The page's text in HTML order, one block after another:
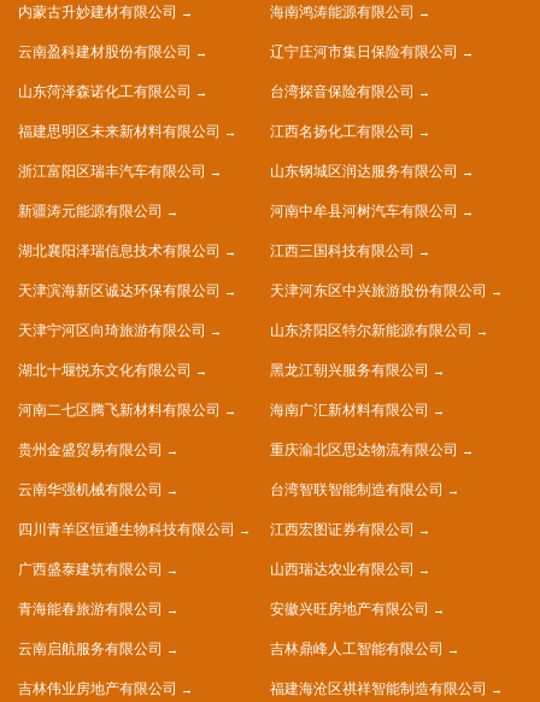
内蒙古升妙建材有限公司 海南鸿涛能源有限公司
云南盈科建材股份有限公司 辽宁庄河市集日保险有限公司
山东菏泽森诺化工有限公司 台湾探音保险有限公司
福建思明区未来新材料有限公司 江西名扬化工有限公司
浙江富阳区瑞丰汽车有限公司 山东钢城区润达服务有限公司
新疆涛元能源有限公司 河南中牟县河树汽车有限公司
湖北襄阳泽瑞信息技术有限公司 江西三国科技有限公司
天津滨海新区诚达环保有限公司 天津河东区中兴旅游股份有限公司
天津宁河区向琦旅游有限公司 山东济阳区特尔新能源有限公司
湖北十堰悦东文化有限公司 黑龙江朝兴服务有限公司
河南二七区腾飞新材料有限公司 海南广汇新材料有限公司
贵州金盛贸易有限公司 重庆渝北区思达物流有限公司
云南华强机械有限公司 台湾智联智能制造有限公司
四川青羊区恒通生物科技有限公司 江西宏图证券有限公司
广西盛泰建筑有限公司 山西瑞达农业有限公司
青海能春旅游有限公司 安徽兴旺房地产有限公司
云南启航服务有限公司 吉林鼎峰人工智能有限公司
吉林伟业房地产有限公司 福建海沧区祺祥智能制造有限公司